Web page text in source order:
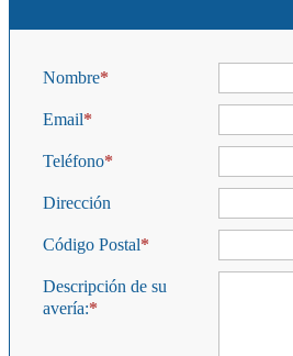
Nombre
Email
Teléfono
Dirección
Código Postal
Descripción de su
avería: